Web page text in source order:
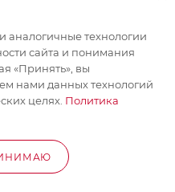
ЗАКАЗАТЬ ЗВОНОК
ш, вл. 248,
аналогичные технологии
сайта и понимания
«Принять», вы
нами данных технологий
целях. Политика